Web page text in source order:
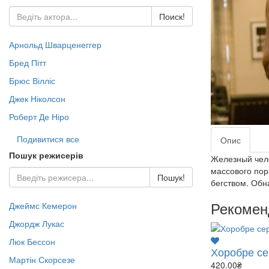
Жах Містика (497)
Документальне DVD (435)
- Пригоди (Зар.) (160)
- Триллер (Зор.) (272)
- Фантастика (Зор.) (376)
Караоке (13)
Jazz & Blues (130)
Rock (444)
Pop LP (53)
Поиск!
Арнольд Шварценеггер
Бред Пітт
Брюс Вілліс
Джек Ніколсон
Роберт Де Ніро
Подивитися все
Пошук режисерів
Пошук!
Джеймс Кемерон
Джордж Лукас
Люк Бессон
Мартін Скорсезе
Опис
Железный
массового
бегством.
Хоробре
420.00₴